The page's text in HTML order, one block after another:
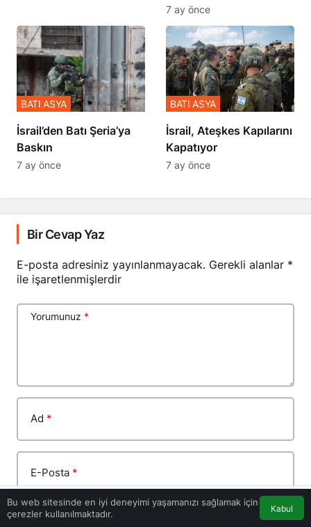
7 ay önce
​​​​​​​İsrail’den Batı Şeria’ya
Baskın
BATI ASYA
7 ay önce
İsrail, Ateşkes Kapılarını
Kapatıyor
BATI ASYA
7 ay önce
Bir Cevap Yaz
E-posta adresiniz yayınlanmayacak. Gerekli alanlar *
ile işaretlenmişlerdir
Yorumunuz *
Ad *
E-Posta *
Bu web sitesinde en iyi deneyimi yaşamanızı sağlamak için
çerezler kullanılmaktadır.
Kabul
Anasayfa Akış Trafik